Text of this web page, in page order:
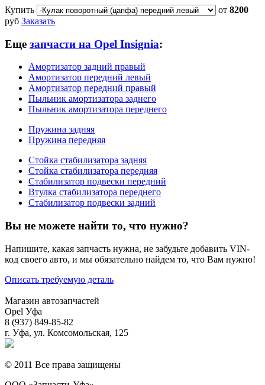
Купить
от 8200
руб Заказать
Еще запчасти на Opel Insignia:
Амортизатор задний правый
Амортизатор передний левый
Амортизатор передний правый
Пыльник амортизатора заднего
Пыльник амортизатора переднего
Пружина задняя
Пружина передняя
Стойка стабилизатора задняя
Стойка стабилизатора передняя
Стабилизатор подвески передний
Втулка стабилизатора переднего
Стабилизатор подвески задний
Вы не можете найти то, что нужно?
Напишите, какая запчасть нужна, не забудьте добавить VIN-
код своего авто, и мы обязательно найдем то, что Вам нужно!
Описать требуемую деталь
Магазин автозапчастей
Opel Уфа
8 (937) 849-85-82
г. Уфа, ул. Комсомольская, 125
© 2011 Все права защищены